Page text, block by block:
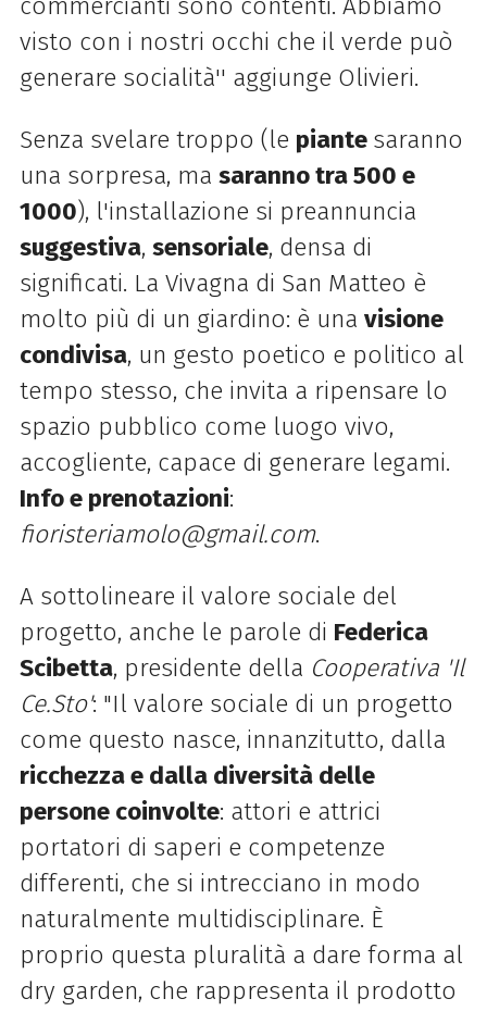
commercianti sono contenti. Abbiamo
visto con i nostri occhi che il verde può
generare socialità'' aggiunge Olivieri.
Senza svelare troppo (le piante saranno
una sorpresa, ma saranno tra 500 e
1000), l'installazione si preannuncia
suggestiva, sensoriale, densa di
significati. La Vivagna di San Matteo è
molto più di un giardino: è una visione
condivisa, un gesto poetico e politico al
tempo stesso, che invita a ripensare lo
spazio pubblico come luogo vivo,
accogliente, capace di generare legami.
Info e prenotazioni:
fioristeriamolo@gmail.com.
A sottolineare il valore sociale del
progetto, anche le parole di Federica
Scibetta, presidente della Cooperativa 'Il
Ce.Sto': "Il valore sociale di un progetto
come questo nasce, innanzitutto, dalla
ricchezza e dalla diversità delle
persone coinvolte: attori e attrici
portatori di saperi e competenze
differenti, che si intrecciano in modo
naturalmente multidisciplinare. È
proprio questa pluralità a dare forma al
dry garden, che rappresenta il prodotto